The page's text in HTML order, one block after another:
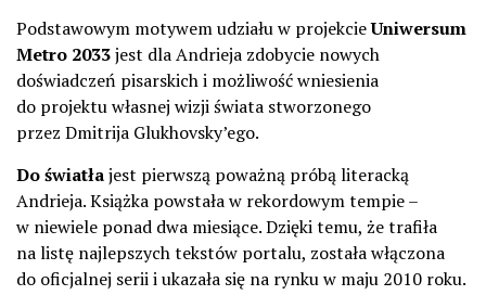
Podstawowym motywem udziału w projekcieUniwersum
Metro 2033jest dla Andrieja zdobycie nowych
doświadczeń pisarskich i możliwość wniesienia
do projektu własnej wizji świata stworzonego
przez Dmitrija Glukhovsky’ego.
Do światłajest pierwszą poważną próbą literacką
Andrieja. Książka powstała w rekordowym tempie –
w niewiele ponad dwa miesiące. Dzięki temu, że trafiła
na listę najlepszych tekstów portalu, została włączona
do oficjalnej serii i ukazała się na rynku w maju 2010 roku.